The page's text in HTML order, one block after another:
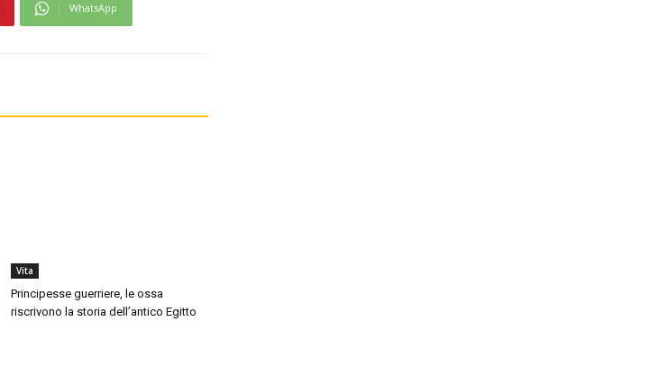
WhatsApp
Vita
Principesse guerriere, le ossa
riscrivono la storia dell’antico Egitto